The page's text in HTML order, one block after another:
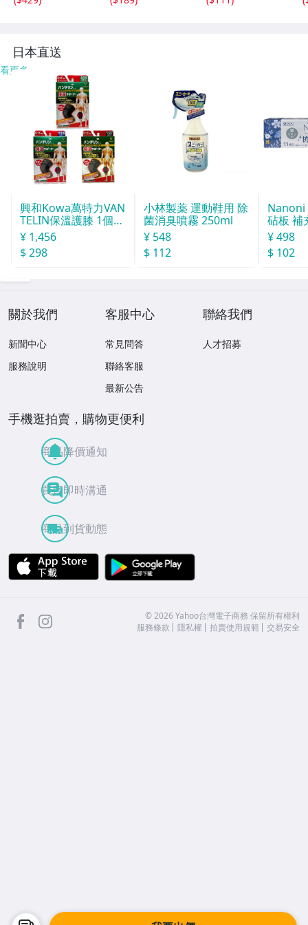
製造 #3
日本直送
看更多
興和Kowa萬特力VAN
TELIN保溫護膝 1個入
L
¥ 1,456
$ 298
小林製薬 運動鞋用 除
菌消臭噴霧 250ml
¥ 548
$ 112
Nanoni
砧板 補
¥ 498
$ 102
關於我們
新聞中心
服務說明
客服中心
常見問答
聯絡客服
最新公告
聯絡我們
人才招募
手機逛拍賣，購物更便利
商品降價通知
買賣即時溝通
商品到貨動態
APP Store
facebook ©2026 Yahoo台灣電子商務 保留所有權利
服務條款
隱私權 拍賣使用規範 交易安全